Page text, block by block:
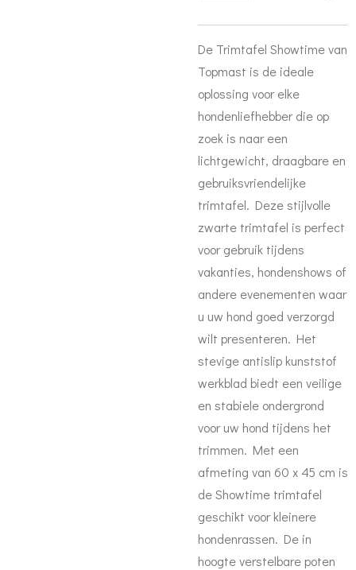
De Trimtafel Showtime van
Topmast is de ideale
oplossing voor elke
hondenliefhebber die op
zoek is naar een
lichtgewicht, draagbare en
gebruiksvriendelijke
trimtafel. Deze stijlvolle
zwarte trimtafel is perfect
voor gebruik tijdens
vakanties, hondenshows of
andere evenementen waar
u uw hond goed verzorgd
wilt presenteren. Het
stevige antislip kunststof
werkblad biedt een veilige
en stabiele ondergrond
voor uw hond tijdens het
trimmen. Met een
afmeting van 60 x 45 cm is
de Showtime trimtafel
geschikt voor kleinere
hondenrassen. De in
hoogte verstelbare poten